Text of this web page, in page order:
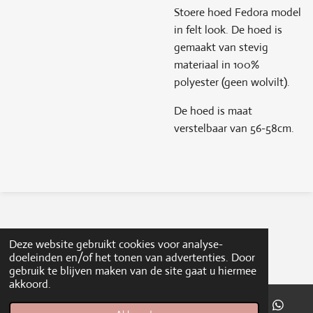
Deze website gebruikt cookies voor analyse-
doeleinden en/of het tonen van advertenties. Door
gebruik te blijven maken van de site gaat u hiermee
akkoord.
Stoere hoed Fedora model
in felt look. De hoed is
gemaakt van stevig
materiaal in 100%
polyester (geen wolvilt).
De hoed is maat
verstelbaar van 56-58cm.